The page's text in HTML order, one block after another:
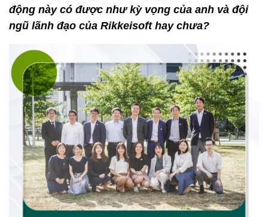
động này có được như kỳ vọng của anh và đội
ngũ lãnh đạo của Rikkeisoft hay chưa?